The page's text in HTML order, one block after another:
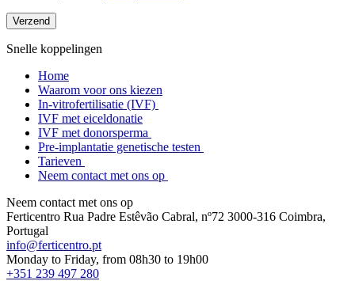
Snelle koppelingen
Home
Waarom voor ons kiezen
In-vitrofertilisatie (IVF)
IVF met eiceldonatie
IVF met donorsperma
Pre-implantatie genetische testen
Tarieven
Neem contact met ons op
Neem contact met ons op
Ferticentro Rua Padre Estêvão Cabral, nº72 3000-316 Coimbra,
Portugal
info@ferticentro.pt
Monday to Friday, from 08h30 to 19h00
+351 239 497 280